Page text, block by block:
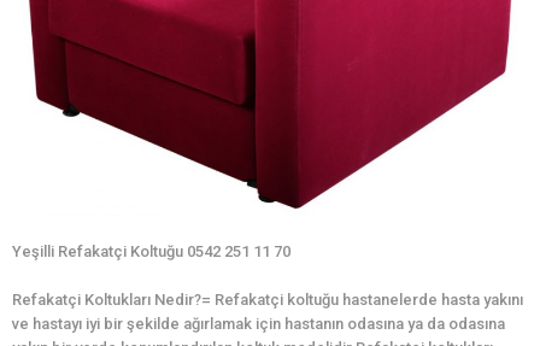
Yeşilli Refakatçi Koltuğu 0542 251 11 70
Refakatçi Koltukları Nedir?= Refakatçi koltuğu hastanelerde hasta yakını
ve hastayı iyi bir şekilde ağırlamak için hastanın odasına ya da odasına